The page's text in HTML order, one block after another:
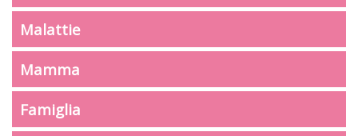
Malattie
Mamma
Famiglia